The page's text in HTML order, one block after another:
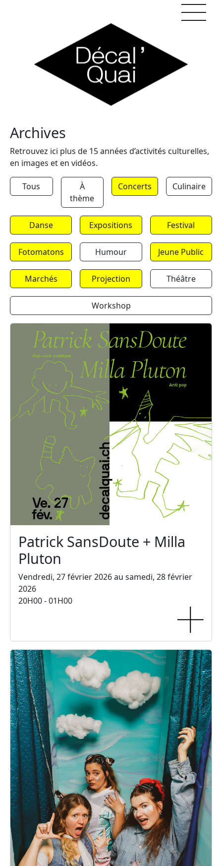
Archives
Retrouvez ici plus de 15 années d’activités culturelles,
en images et en vidéos.
Tous
À
thème
Concerts Culinaire
Danse Expositions Festival
Fotomatons Humour Jeune Public
Marchés Projection Théâtre
Workshop
Patrick SansDoute + Milla
Pluton
Vendredi, 27 février 2026 au samedi, 28 février
2026
20H00 - 01H00